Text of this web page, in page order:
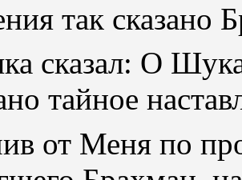
так сказано
сказал: О
тайное
от Меня по